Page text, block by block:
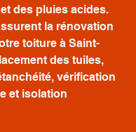
des pluies acides.
la rénovation
toiture à Saint-
des tuiles,
vérification
et isolation